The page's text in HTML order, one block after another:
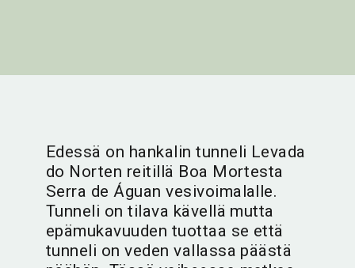
Edessä on hankalin tunneli Levada
do Norten reitillä Boa Mortesta
Serra de Águan vesivoimalalle.
Tunneli on tilava kävellä mutta
epämukavuuden tuottaa se että
tunneli on veden vallassa päästä